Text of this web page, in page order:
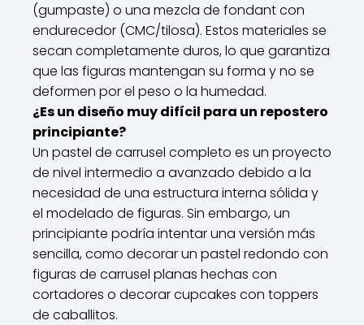
(gumpaste) o una mezcla de fondant con
endurecedor (CMC/tilosa). Estos materiales se
secan completamente duros, lo que garantiza
que las figuras mantengan su forma y no se
deformen por el peso o la humedad.
¿Es un diseño muy difícil para un repostero
principiante?
Un pastel de carrusel completo es un proyecto
de nivel intermedio a avanzado debido a la
necesidad de una estructura interna sólida y
el modelado de figuras. Sin embargo, un
principiante podría intentar una versión más
sencilla, como decorar un pastel redondo con
figuras de carrusel planas hechas con
cortadores o decorar cupcakes con toppers
de caballitos.